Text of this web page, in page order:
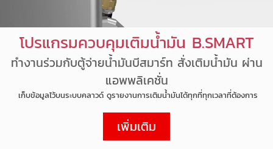
โปรแกรมควบคุมเติมน้ำมัน B.SMART
ทำงานร่วมกับตู้จ่ายน้ำมันบีสมาร์ท สั่งเติมน้ำมัน ผ่าน
แอพพลิเคชั่น
เก็บข้อมูลไว้บนระบบคลาวด์ ดูรายงานการเติมน้ำมันได้ทุกที่ทุกเวลาที่ต้องการ
เพิ่มเติม